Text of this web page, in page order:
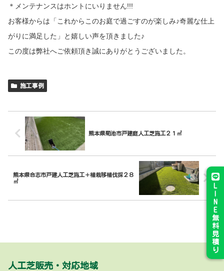
＊メンテナンスはホントにいりません!!!
お客様からは「これからこのお庭で過ごすのが楽しみ♪奇麗な仕上
がりに満足した」と嬉しい声を頂きました♪
この度は弊社へご依頼頂き誠にありがとうございました。
施工事例
熊本県菊池市戸建庭人工芝施工２１㎡
熊本県合志市戸建人工芝施工＋植栽移植伐採２８
㎡
L
N
E
無
料
見
積
り
人工芝販売・対応地域